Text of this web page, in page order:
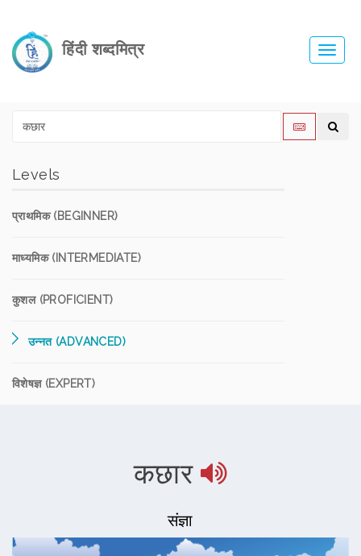
हिंदी शब्दमित्र
Levels
प्राथमिक (BEGINNER)
माध्यमिक (INTERMEDIATE)
कुशल (PROFICIENT)
उन्नत (ADVANCED)
विशेषज्ञ (EXPERT)
कछार
संज्ञा